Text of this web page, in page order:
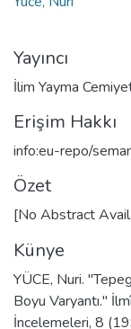
Yayıncı
İlim Yayma
Erişim Hakkı
info:eu-repo/
Özet
[No Abstract
Künye
YÜCE, Nuri.
Boyu Varyantı."
İncelemeleri, 8